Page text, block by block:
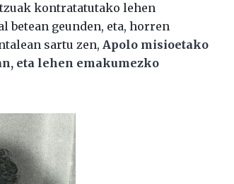
kontratatutako lehen
betean geunden, eta, horren
sartu zen,Apolo misioetako
eta lehen emakumezko